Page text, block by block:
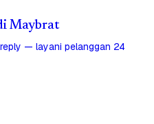
Maybrat
— layani pelanggan 24